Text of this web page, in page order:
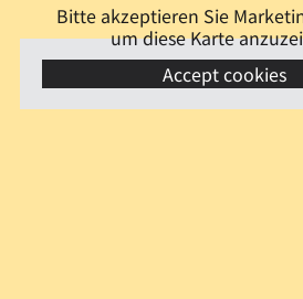
Bitte akzeptieren Sie
um diese Karte
Accept cookies